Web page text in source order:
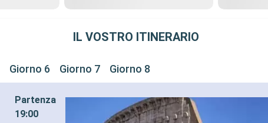
IL VOSTRO ITINERARIO
Giorno 6 Giorno 7 Giorno 8
Partenza
19:00